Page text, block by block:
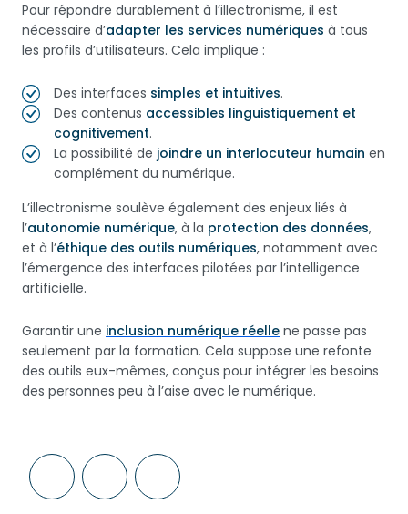
Pour répondre durablement à l’illectronisme, il est
nécessaire d’adapter les services numériques à tous
les profils d’utilisateurs. Cela implique :
Des interfaces simples et intuitives.
Des contenus accessibles linguistiquement et
cognitivement.
La possibilité de joindre un interlocuteur humain en
complément du numérique.
L’illectronisme soulève également des enjeux liés à
l’autonomie numérique, à la protection des données,
et à l’éthique des outils numériques, notamment avec
l’émergence des interfaces pilotées par l’intelligence
artificielle.
Garantir une inclusion numérique réelle ne passe pas
seulement par la formation. Cela suppose une refonte
des outils eux-mêmes, conçus pour intégrer les besoins
des personnes peu à l’aise avec le numérique.